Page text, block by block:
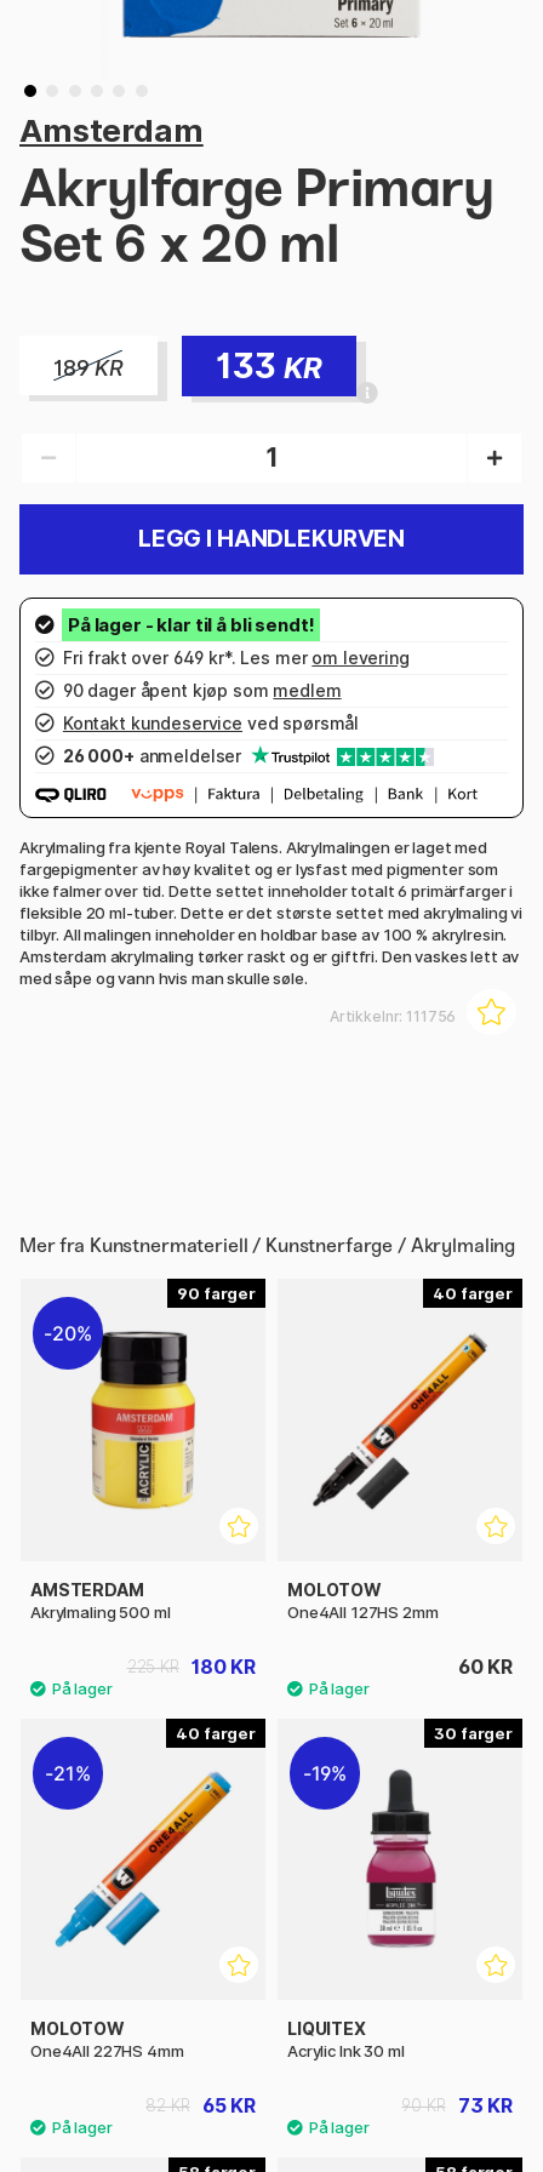
Amsterdam
Akrylfarge Primary
Set 6 x 20 ml
189KR 133 KR
LEGG I HANDLEKURVEN
Fri frakt over 649 kr*. Les mer om levering
90 dager åpent kjøp som medlem
Kontakt kundeservice ved spørsmål
26 000+ anmeldelser
Akrylmaling fra kjente Royal Talens. Akrylmalingen er laget med
fargepigmenter av høy kvalitet og er lysfast med pigmenter som
ikke falmer over tid. Dette settet inneholder totalt 6 primärfarger i
fleksible 20 ml-tuber. Dette er det største settet med akrylmaling vi
tilbyr. All malingen inneholder en holdbar base av 100 % akrylresin.
Amsterdam akrylmaling tørker raskt og er giftfri. Den vaskes lett av
med såpe og vann hvis man skulle søle.
Artikkelnr: 111756
Mer fra Kunstnermateriell / Kunstnerfarge / Akrylmaling
90
20%
AMSTERDAM
Akrylmaling 500 ml
180 KR
225 KR
40
MOLOTOW
One4All 127HS 2mm
60 KR
40
21%
MOLOTOW
One4All 227HS 4mm
65 KR
82 KR
30
19%
LIQUITEX
Acrylic Ink 30 ml
73 KR
90 KR